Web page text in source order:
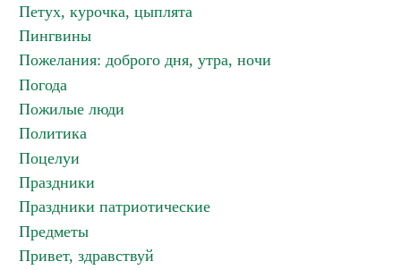
Петух, курочка, цыплята
Пингвины
Пожелания: доброго дня, утра, ночи
Погода
Пожилые люди
Политика
Поцелуи
Праздники
Праздники патриотические
Предметы
Привет, здравствуй